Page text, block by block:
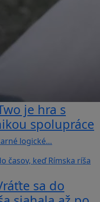
je hra s
spolupráce
logické…
sa do